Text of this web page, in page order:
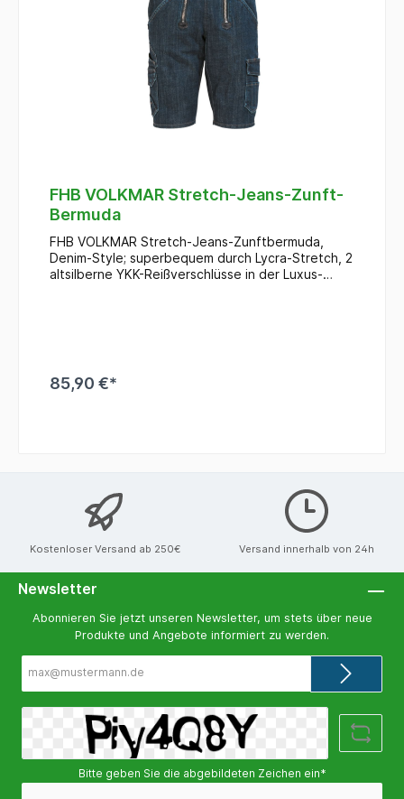
FHB VOLKMAR Stretch-Jeans-Zunft-
Bermuda
FHB VOLKMAR Stretch-Jeans-Zunftbermuda,
Denim-Style; superbequem durch Lycra-Stretch, 2
altsilberne YKK-Reißverschlüsse in der Luxus-
85,90 €*
Kostenloser Versand ab 250€ Versand innerhalb von 24h
Newsletter
Abonnieren Sie jetzt unseren Newsletter, um stets über neue
Produkte und Angebote informiert zu werden.
Adresse*
Bitte geben Sie die abgebildeten Zeichen ein*